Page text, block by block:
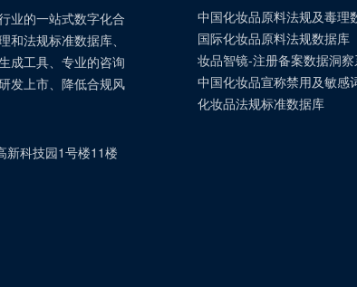
业的一站式数字化合
法规标准数据库、
成工具、专业的咨询
发上市、降低合规风
新科技园1号楼11楼
中国化妆品原料法规及毒理
国际化妆品原料法规数据库
妆品智镜-注册备案数据洞
中国化妆品宣称禁用及敏感
化妆品法规标准数据库